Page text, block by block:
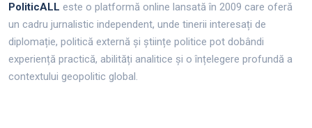
PoliticALL este o platformă online lansată în 2009 care oferă
un cadru jurnalistic independent, unde tinerii interesați de
diplomație, politică externă și științe politice pot dobândi
experiență practică, abilități analitice și o înțelegere profundă a
contextului geopolitic global.